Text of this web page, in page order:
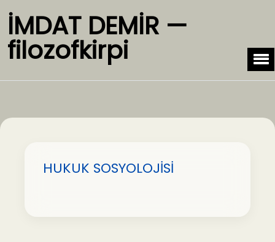
İMDAT DEMİR —
filozofkirpi
HUKUK SOSYOLOJİSİ